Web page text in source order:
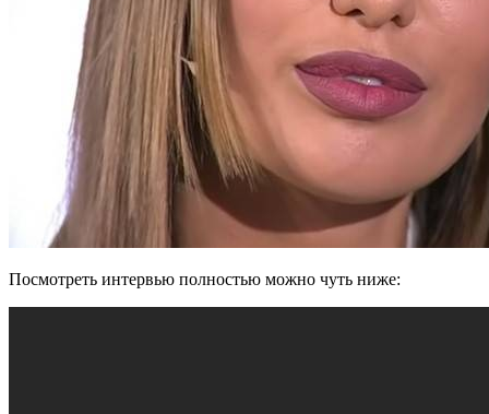
Посмотреть интервью полностью можно чуть ниже: